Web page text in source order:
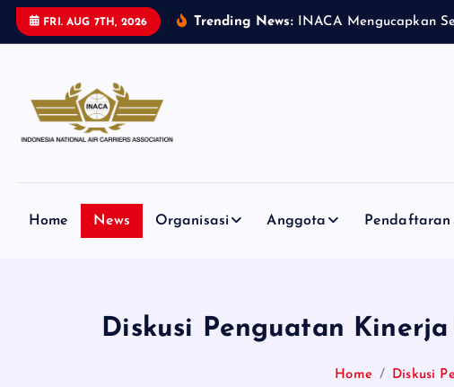
FRI. AUG 7TH, 2026 Trending News: NACA Mengucapkan S
Home News Organisasi Anggota
Diskusi Penguatan
Home Diskusi